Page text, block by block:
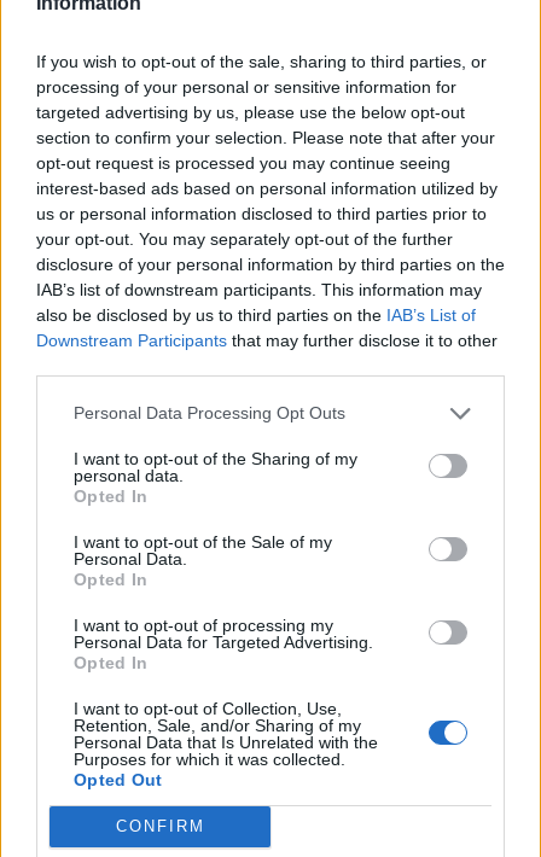
If you wish to opt-out of the sale, sharing to third parties, or
processing of your personal or sensitive information for
targeted advertising by us, please use the below opt-out
section to confirm your selection. Please note that after your
opt-out request is processed you may continue seeing
interest-based ads based on personal information utilized by
us or personal information disclosed to third parties prior to
your opt-out. You may separately opt-out of the further
disclosure of your personal information by third parties on the
IAB’s list of downstream participants. This information may
also be disclosed by us to third parties on the IAB’s List of
Downstream Participants that may further disclose it to other
Personal Data Processing Opt Outs
I want to opt-out of the Sharing of my
personal data.
Opted In
I want to opt-out of the Sale of my
Personal Data.
Opted In
I want to opt-out of processing my
Personal Data for Targeted Advertising.
Opted In
I want to opt-out of Collection, Use,
Retention, Sale, and/or Sharing of my
Personal Data that Is Unrelated with the
Purposes for which it was collected.
Opted Out
CONFIRM
Shtuarmë14.05.2022 19:11
Tags:
Bashkimi Europian dmytro kuleba
integrimi i ukraines ne BE , Olta xhacka
dhe e tërheq zvarrë 12-
vjeçarin që po kthehej nga
shkolla, i mituri shpëton
mrekullisht
Iran po avancojnë,
shpejti
Përplasje për emigrantët
në Ceuta, Spanja rikthen
kontrollet kufitare ndaj
udhëtarëve nga Italia
Goditjet ruse me dronë
dhe bomba në Ukrainë
lënë dy të vdekur dhe